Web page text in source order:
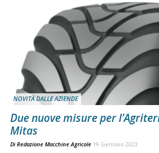
NOVITÀ DALLE AZIENDE
Due nuove misure per
Mitas
Di Redazione Macchine Agricole 19 Gennaio 2023